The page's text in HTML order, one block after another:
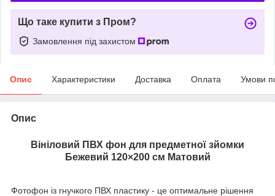
Що таке купити з Пром?
Замовлення під захистом
Опис Характеристики Доставка Оплата Умови
Опис
Вініловий ПВХ фон для предметної зйомки
Бежевий 120×200 см Матовий
Фотофон із гнучкого ПВХ пластику - це оптимальне рішення